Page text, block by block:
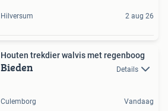
Hilversum 2 aug 26
Houten trekdier walvis met regenboog
Bieden Details
Culemborg Vandaag